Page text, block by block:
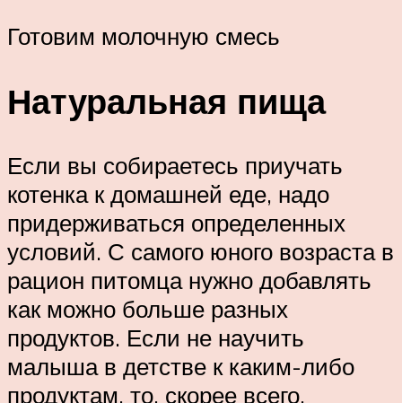
Готовим молочную смесь
Натуральная пища
Если вы собираетесь приучать
котенка к домашней еде, надо
придерживаться определенных
условий. С самого юного возраста в
рацион питомца нужно добавлять
как можно больше разных
продуктов. Если не научить
малыша в детстве к каким-либо
продуктам, то, скорее всего,